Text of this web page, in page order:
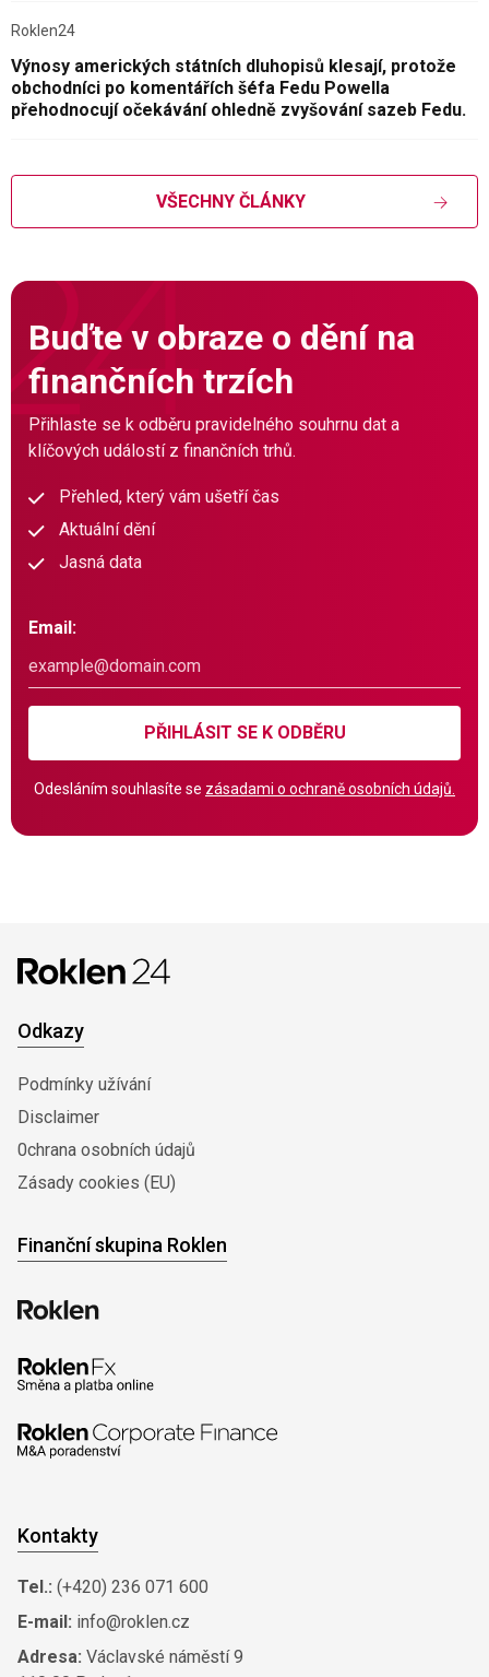
Roklen24
Výnosy amerických státních dluhopisů klesají, protože
obchodníci po komentářích šéfa Fedu Powella
přehodnocují očekávání ohledně zvyšování sazeb Fedu.
VŠECHNY ČLÁNKY
Buďte v obraze o dění na
finančních trzích
Přihlaste se k odběru pravidelného souhrnu dat a
klíčových událostí z finančních trhů.
Přehled, který vám ušetří čas
Aktuální dění
Jasná data
Email:
PŘIHLÁSIT SE K ODBĚRU
Odesláním souhlasíte se zásadami o ochraně osobních údajů.
Odkazy
Podmínky užívání
Disclaimer
0chrana osobních údajů
Zásady cookies (EU)
Finanční skupina Roklen
Kontakty
Tel.: (+420) 236 071 600
E-mail: info@roklen.cz
Adresa: Václavské náměstí 9